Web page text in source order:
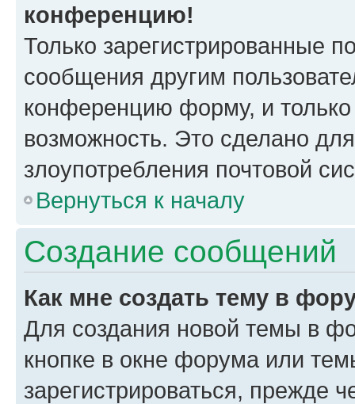
конференцию!
Только зарегистрированные
сообщения другим
конференцию форму, и
возможность. Это сделано
злоупотребления почтовой
Вернуться к началу
Создание сообщений
Как мне создать тему в
Для создания новой темы в
кнопке в окне форума или
зарегистрироваться, прежде